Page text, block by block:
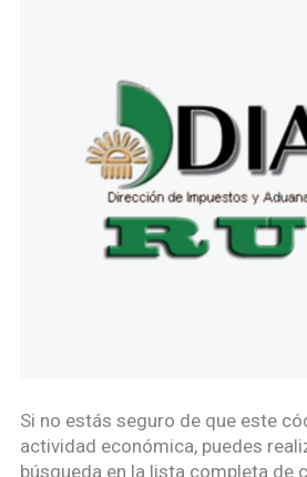
Si no estás seguro de que este
actividad económica, puedes
búsqueda en la lista completa de